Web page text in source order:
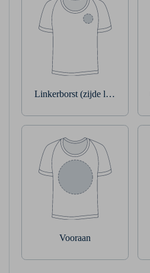
Linkerborst (zijde linkerarm)
Vooraan